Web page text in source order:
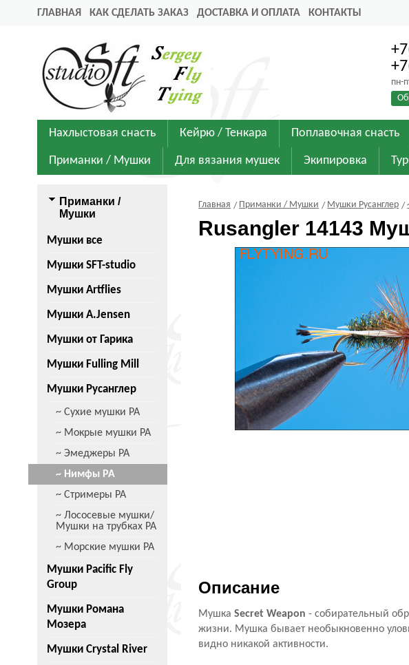
ГЛАВНАЯ КАК СДЕЛАТЬ ЗАКАЗ ДОСТАВКА И ОПЛАТА КОНТАКТЫ
пн-
Нахлыстовая снасть Кейрю / Тенкара Поплавочная снасть
Приманки / Мушки Для вязания мушек Экипировка
Приманки /
Мушки
Мушки все
Мушки SFT-studio
Мушки Artflies
Мушки A.Jensen
Мушки от Гарика
Мушки Fulling Mill
Мушки Русанглер
~ Сухие мушки РА
~ Мокрые мушки РА
~ Эмеджеры РА
~ Нимфы РА
~ Стримеры РА
~ Лососевые мушки/
Мушки на трубках РА
~ Морские мушки РА
Мушки Pacific Fly
Group
Мушки Романа
Мозера
Мушки Crystal River
Главная Приманки / Мушки Мушки Русанглер
Rusangler 14143
Описание
МушкаSecret Weapon - собирательный
жизни. Мушка бывает необыкновенно
видно никакой активности.